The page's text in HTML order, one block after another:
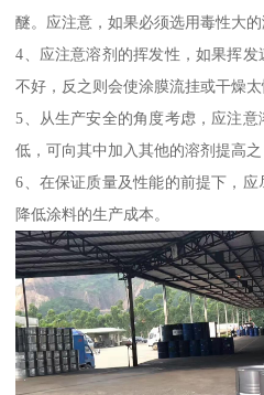
醚。应注意，如果必须选用毒性大
4、应注意溶剂的挥发性，如果挥
不好，反之则会使涂膜流挂或干燥太
5、从生产安全的角度考虑，应注
低，可向其中加入其他的溶剂提高之
6、在保证质量及性能的前提下，
降低涂料的生产成本。